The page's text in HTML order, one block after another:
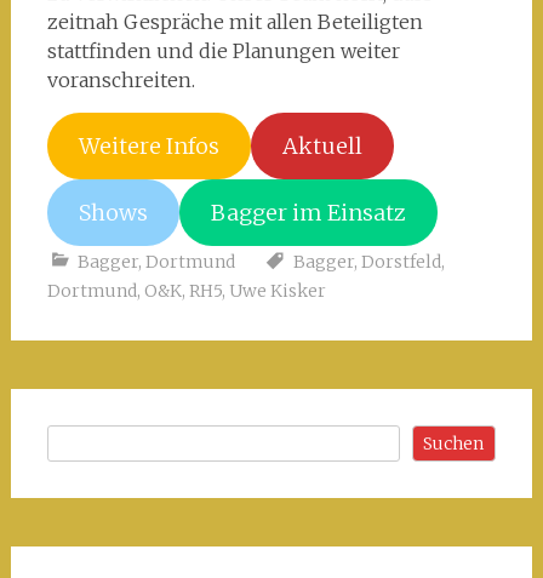
zeitnah Gespräche mit allen Beteiligten
stattfinden und die Planungen weiter
voranschreiten.
Weitere Infos Aktuell
Shows Bagger im Einsatz
Bagger, Dortmund Bagger, Dorstfeld,
Dortmund, O&K, RH5, Uwe Kisker
Suchen